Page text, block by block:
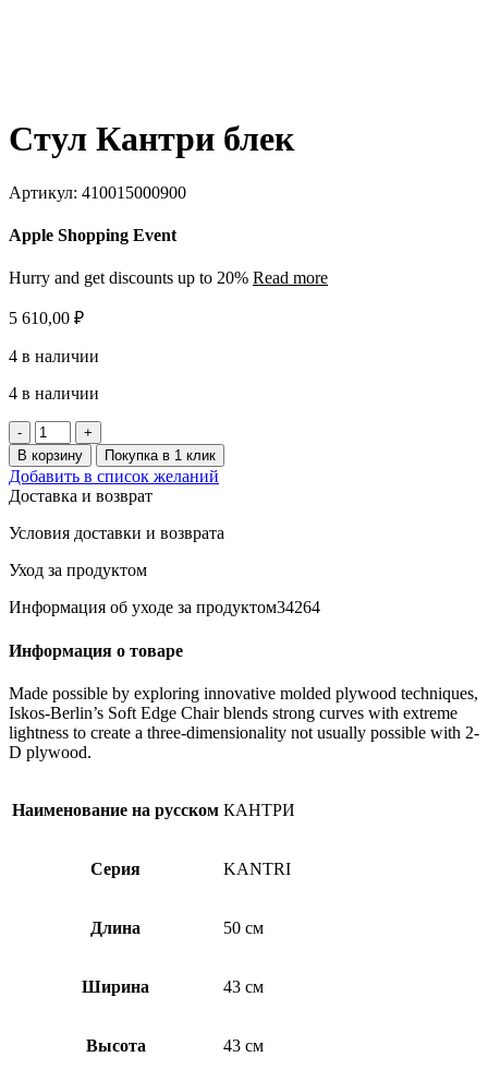
Стул Кантри блек
Артикул: 410015000900
Apple Shopping Event
Hurry and get discounts up to 20% Read more
5 610,00 ₽
4 в наличии
4 в наличии
Количество
товара
Стул
Кантри
блек
В корзину Покупка в 1 клик
Добавить в список желаний
Доставка и возврат
Условия доставки и возврата
Уход за продуктом
Информация об уходе за продуктом34264
Информация о товаре
Made possible by exploring innovative molded plywood techniques,
Iskos-Berlin’s Soft Edge Chair blends strong curves with extreme
lightness to create a three-dimensionality not usually possible with 2-
D plywood.
Наименование на русском КАНТРИ
Серия KANTRI
Длина 50 см
Ширина 43 см
Высота 43 см